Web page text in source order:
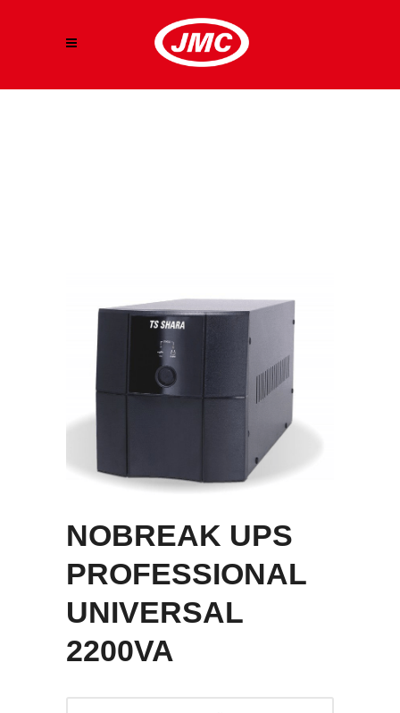
NOBREAK UPS
PROFESSIONAL
UNIVERSAL
2200VA